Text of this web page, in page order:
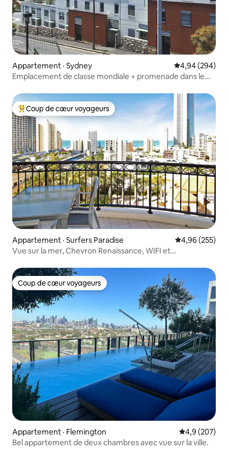
Appartement · Sydney Note
4,94 (294)
Emplacement de classe mondiale + promenade dans le
Coup de cœur voyageurs parmi les plus aimés
Coup de cœur voyageurs
Appartement · Surfers Paradise Note
4,96 (255)
Vue sur la mer, Chevron Renaissance, WIFI et
Coup de cœur voyageurs
Coup de cœur voyageurs
Appartement · Flemington Note
4,9 (207)
Bel appartement de deux chambres avec vue sur la ville.